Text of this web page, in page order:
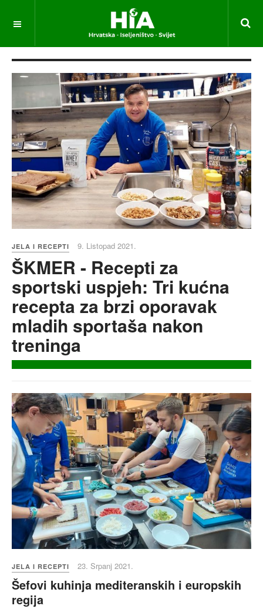
JELA I RECEPTI 9. Listopad 2021.
ŠKMER - Recepti za
sportski uspjeh: Tri kućna
recepta za brzi oporavak
mladih sportaša nakon
treninga
JELA I RECEPTI 23. Srpanj 2021.
Šefovi kuhinja mediteranskih i europskih
regija